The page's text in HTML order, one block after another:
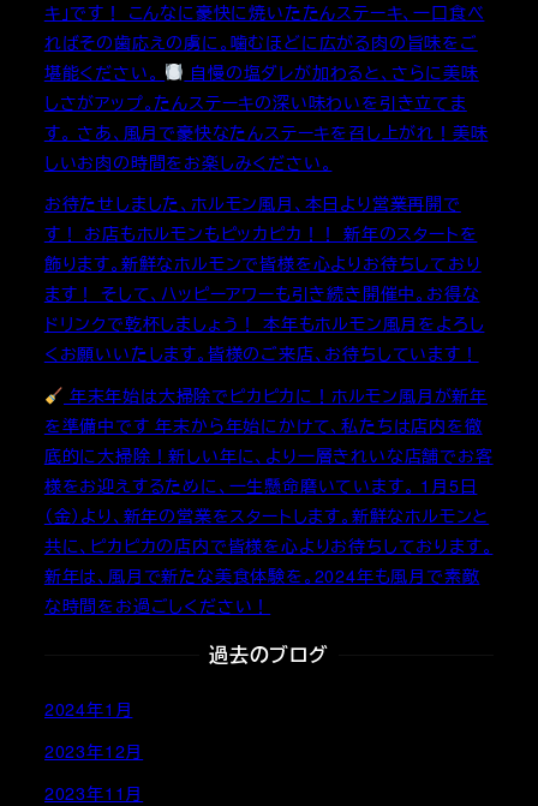
キ」です！ こんなに豪快に焼いたたんステーキ、一口食べ
ればその歯応えの虜に。噛むほどに広がる肉の旨味をご
堪能ください。
自慢の塩ダレが加わると、さらに美味
しさがアップ。たんステーキの深い味わいを引き立てま
す。 さあ、風月で豪快なたんステーキを召し上がれ！美味
しいお肉の時間をお楽しみください。
お待たせしました、ホルモン風月、本日より営業再開で
す！ お店もホルモンもピッカピカ！！ 新年のスタートを
飾ります。新鮮なホルモンで皆様を心よりお待ちしており
ます！ そして、ハッピーアワーも引き続き開催中。お得な
ドリンクで乾杯しましょう！ 本年もホルモン風月をよろし
くお願いいたします。皆様のご来店、お待ちしています！
年末年始は大掃除でピカピカに！ホルモン風月が新年
を準備中です 年末から年始にかけて、私たちは店内を徹
底的に大掃除！新しい年に、より一層きれいな店舗でお客
様をお迎えするために、一生懸命磨いています。 1月5日
（金）より、新年の営業をスタートします。新鮮なホルモンと
共に、ピカピカの店内で皆様を心よりお待ちしております。
新年は、風月で新たな美食体験を。2024年も風月で素敵
な時間をお過ごしください！
過去のブログ
2024年1月
2023年12月
2023年11月